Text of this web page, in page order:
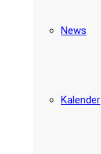
News
Kalender